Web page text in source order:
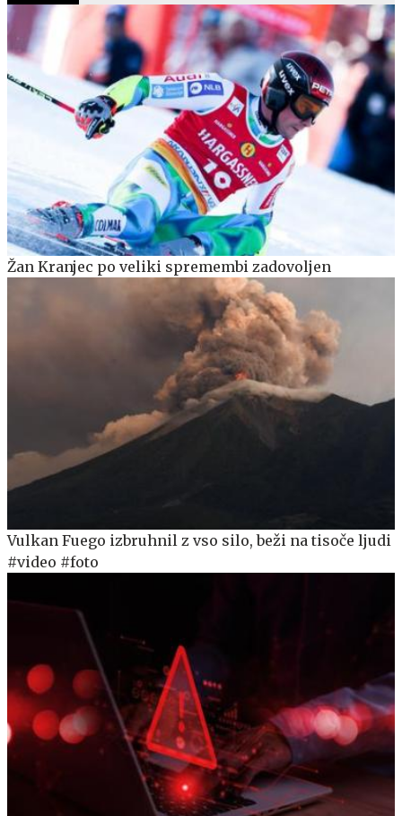
Žan Kranjec po veliki spremembi zadovoljen
Vulkan Fuego izbruhnil z vso silo, beži na tisoče ljudi
#video #foto